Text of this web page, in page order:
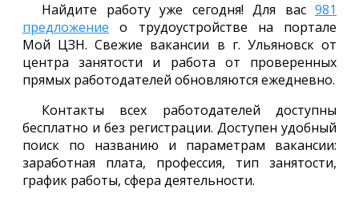
Найдите работу уже сегодня! Для вас 981
предложение о трудоустройстве на портале
Мой ЦЗН. Свежие вакансии в г. Ульяновск от
центра занятости и работа от проверенных
прямых работодателей обновляются ежедневно.
Контакты всех работодателей доступны
бесплатно и без регистрации. Доступен удобный
поиск по названию и параметрам вакансии:
заработная плата, профессия, тип занятости,
график работы, сфера деятельности.